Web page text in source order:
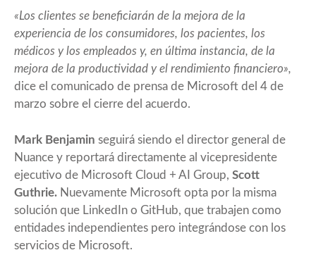
«Los clientes se beneficiarán de la mejora de la
experiencia de los consumidores, los pacientes, los
médicos y los empleados y, en última instancia, de la
mejora de la productividad y el rendimiento financiero»,
dice el comunicado de prensa de Microsoft del 4 de
marzo sobre el cierre del acuerdo.
Mark Benjamin seguirá siendo el director general de
Nuance y reportará directamente al vicepresidente
ejecutivo de Microsoft Cloud + AI Group, Scott
Guthrie. Nuevamente Microsoft opta por la misma
solución que LinkedIn o GitHub, que trabajen como
entidades independientes pero integrándose con los
servicios de Microsoft.